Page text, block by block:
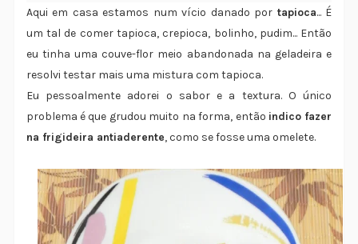
Aqui em casa estamos num vício danado por tapioca... É
um tal de comer tapioca, crepioca, bolinho, pudim... Então
eu tinha uma couve-flor meio abandonada na geladeira e
resolvi testar mais uma mistura com tapioca.
Eu pessoalmente adorei o sabor e a textura. O único
problema é que grudou muito na forma, então indico fazer
na frigideira antiaderente, como se fosse uma omelete.